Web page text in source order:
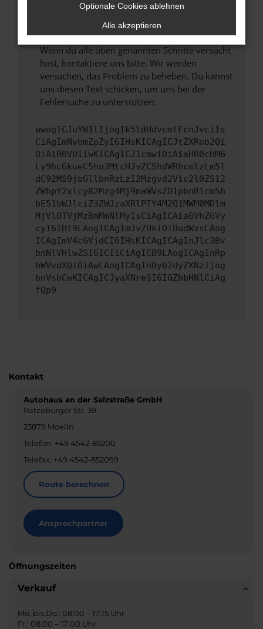
führen, dass bestimmte Funktionen nicht mehr
unterstützt werden.
Wende dich an den Webseitenbetreiber.
Wenn du alle oben genannten Schritte versucht
hast, kontaktiere uns bitte. Wir werden
versuchen, das Problem zu beheben. Du kannst
uns diesen Text schicken, um uns bei der
Fehlersuche zu unterstützen:
ewogICJuYW1lIjogIk5ldHdvcmtFcnJvciIs
CiAgImNvbmZpZyI6IHsKICAgICJtZXRob2Qi
OiAiR0VUIiwKICAgICJ1cmwiOiAiaHR0cHM6
Ly9hcGkueC5ha3MtcHJvZC5hdWRhcmlzLm5l
dC92MS9jbGllbnRzLzI2Mzgvd2Vic2l0ZS12
ZWhpY2xlcy82Mzg4Mj9maWVsZD1pbnRlcm5h
bE51bWJlciZ3ZWJzaXRlPTY4M2Q1MWM0MDlm
MjVlOTVjMzBmMmNlMyIsCiAgICAiaGVhZGVy
cyI6IHt9LAogICAgImJvZHkiOiBudWxsLAog
ICAgImV4cGVjdCI6IHsKICAgICAgInJlc3Bv
bnNlVHlwZSI6ICIiCiAgICB9LAogICAgInRp
bWVvdXQiOiAwLAogICAgInByb2dyZXNzIjog
bnVsbCwKICAgICJyaXNreSI6IGZhbHNlCiAg
fQp9
Kontakt
Autohaus an der Salzstraße GmbH
Ratzeburger Str. 39
23879 Moelln
Telefon: +49 4542-85200
Telefax: +49 4542-852099
Route berechnen
Ansprechpartner
Öffnungszeiten
Verkauf
Mo. bis Do.: 08:00 – 17:15 Uhr
Fr.: 08:00 – 17:00 Uhr
Optionale Cookies ablehnen
Alle akzeptieren